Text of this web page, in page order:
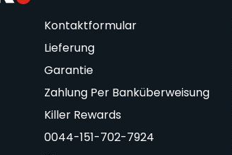
Kontaktformular
Lieferung
Garantie
Zahlung Per Banküberweisung
Killer Rewards
0044-151-702-7924